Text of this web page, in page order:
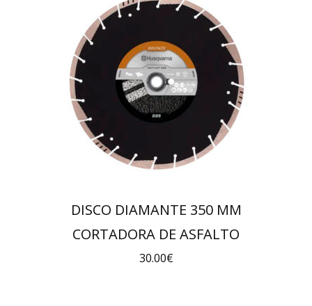
DISCO DIAMANTE 350 MM
CORTADORA DE ASFALTO
30.00€